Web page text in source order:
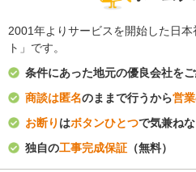
2001年よりサービスを開始した日
ト」です。
条件にあった地元の優良会社を
商談は匿名のままで行うから営
お断り はボタンひとつで気兼ねな
独自の工事完成保証 （無料）